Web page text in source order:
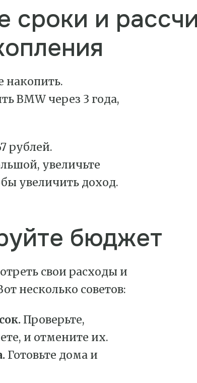
сроки и
накопить.
BMW через 3 года,
рублей.
увеличьте
увеличить доход.
бюджет
свои расходы и
несколько советов:
Проверьте,
и отмените их.
Готовьте дома и